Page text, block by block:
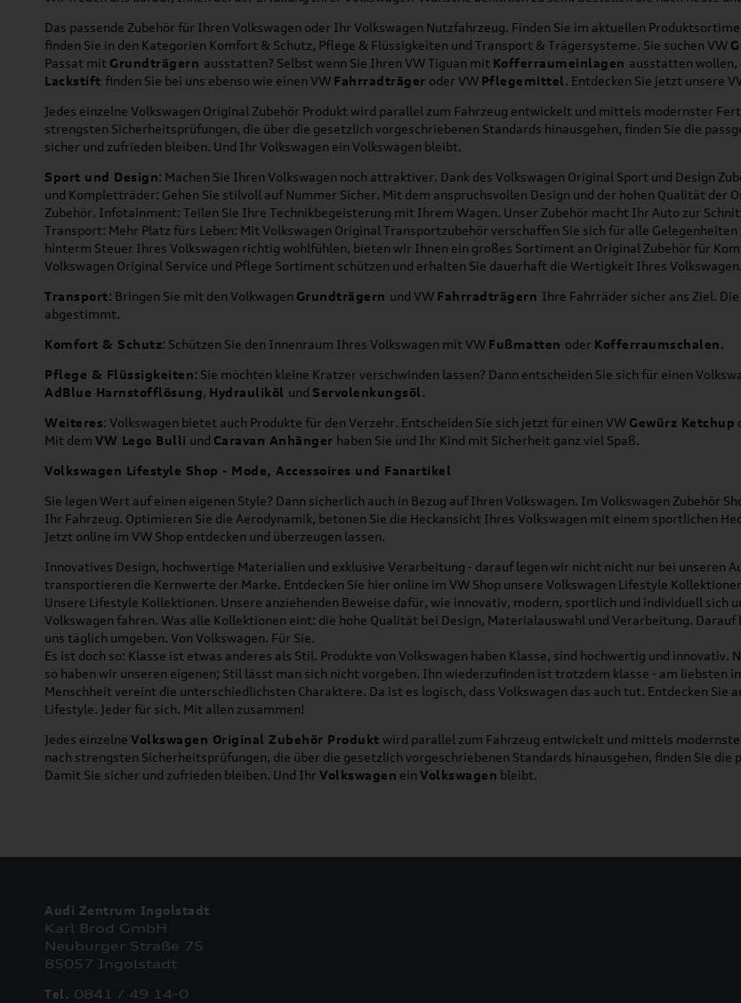
Das passende Zubehör für Ihren Volkswagen oder Ihr Volkswagen Nutzfahrzeug. Finden Sie im aktuellen
finden Sie in den Kategorien Komfort & Schutz, Pflege & Flüssigkeiten und Transport & Trägersysteme. Sie suchen VW
Passat mit Grundträgern ausstatten? Selbst wenn Sie Ihren VW Tiguan mit Kofferraumeinlagen ausstatten wollen,
Lackstift finden Sie bei uns ebenso wie einen VW Fahrradträger oder VW Pflegemittel. Entdecken Sie jetzt unsere
Jedes einzelne Volkswagen Original Zubehör Produkt wird parallel zum Fahrzeug entwickelt und mittels modernster
strengsten Sicherheitsprüfungen, die über die gesetzlich vorgeschriebenen Standards hinausgehen, finden Sie die
sicher und zufrieden bleiben. Und Ihr Volkswagen ein Volkswagen bleibt.
Sport und Design: Machen Sie Ihren Volkswagen noch attraktiver. Dank des Volkswagen Original Sport und Design
und Kompletträder: Gehen Sie stilvoll auf Nummer Sicher. Mit dem anspruchsvollen Design und der hohen Qualität
Zubehör. Infotainment: Teilen Sie Ihre Technikbegeisterung mit Ihrem Wagen. Unser Zubehör macht Ihr Auto zur
Transport: Mehr Platz fürs Leben: Mit Volkswagen Original Transportzubehör verschaffen Sie sich für alle
hinterm Steuer Ihres Volkswagen richtig wohlfühlen, bieten wir Ihnen ein großes Sortiment an Original Zubehör für
Volkswagen Original Service und Pflege Sortiment schützen und erhalten Sie dauerhaft die Wertigkeit Ihres Volkswagen.
Transport: Bringen Sie mit den Volkwagen Grundträgern und VW Fahrradträgern Ihre Fahrräder sicher ans Ziel.
abgestimmt.
Komfort & Schutz: Schützen Sie den Innenraum Ihres Volkswagen mit VW Fußmatten oder Kofferraumschalen.
Pflege & Flüssigkeiten: Sie möchten kleine Kratzer verschwinden lassen? Dann entscheiden Sie sich für einen
AdBlue Harnstofflösung, Hydrauliköl und Servolenkungsöl.
Weiteres: Volkswagen bietet auch Produkte für den Verzehr. Entscheiden Sie sich jetzt für einen VW Gewürz Ketchup
Mit dem VW Lego Bulli und Caravan Anhänger haben Sie und Ihr Kind mit Sicherheit ganz viel Spaß.
Volkswagen Lifestyle Shop - Mode, Accessoires und Fanartikel
Sie legen Wert auf einen eigenen Style? Dann sicherlich auch in Bezug auf Ihren Volkswagen. Im Volkswagen Zubehör
Ihr Fahrzeug. Optimieren Sie die Aerodynamik, betonen Sie die Heckansicht Ihres Volkswagen mit einem sportlichen
Jetzt online im VW Shop entdecken und überzeugen lassen.
Innovatives Design, hochwertige Materialien und exklusive Verarbeitung - darauf legen wir nicht nicht nur bei unseren
transportieren die Kernwerte der Marke. Entdecken Sie hier online im VW Shop unsere Volkswagen Lifestyle
Unsere Lifestyle Kollektionen. Unsere anziehenden Beweise dafür, wie innovativ, modern, sportlich und individuell sich
Volkswagen fahren. Was alle Kollektionen eint: die hohe Qualität bei Design, Materialauswahl und Verarbeitung.
uns täglich umgeben. Von Volkswagen. Für Sie.
Es ist doch so: Klasse ist etwas anderes als Stil. Produkte von Volkswagen haben Klasse, sind hochwertig und
so haben wir unseren eigenen; Stil lässt man sich nicht vorgeben. Ihn wiederzufinden ist trotzdem klasse - am liebsten
Menschheit vereint die unterschiedlichsten Charaktere. Da ist es logisch, dass Volkswagen das auch tut. Entdecken Sie
Lifestyle. Jeder für sich. Mit allen zusammen!
Jedes einzelne Volkswagen Original Zubehör Produkt wird parallel zum Fahrzeug entwickelt und mittels
nach strengsten Sicherheitsprüfungen, die über die gesetzlich vorgeschriebenen Standards hinausgehen, finden Sie
Damit Sie sicher und zufrieden bleiben. Und Ihr Volkswagen ein Volkswagen bleibt.
Audi Zentrum Ingolstadt
Karl Brod GmbH
Neuburger Straße 75
85057 Ingolstadt
Tel. 0841 / 49 14-0